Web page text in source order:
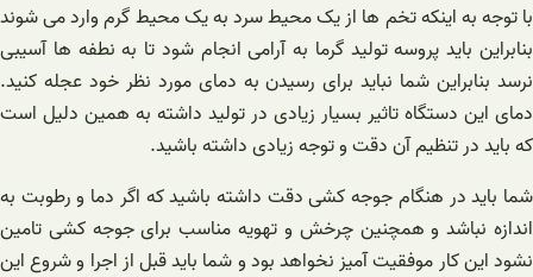
با توجه به اینکه تخم ها از یک محیط سرد به یک محیط گرم وارد می شوند
بنابراین باید پروسه تولید گرما به آرامی انجام شود تا به نطفه ها آسیبی
نرسد بنابراین شما نباید برای رسیدن به دمای مورد نظر خود عجله کنید.
دمای این دستگاه تاثیر بسیار زیادی در تولید داشته به همین دلیل است
که باید در تنظیم آن دقت و توجه زیادی داشته باشید.
شما باید در هنگام جوجه کشی دقت داشته باشید که اگر دما و رطوبت به
اندازه نباشد و همچنین چرخش و تهویه مناسب برای جوجه کشی تامین
نشود این کار موفقیت‌ آمیز نخواهد بود و شما باید قبل از اجرا و شروع این